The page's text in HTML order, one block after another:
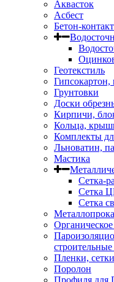
Аквасток
Асбест
Бетон-контакт
Геотекстиль
Гипсокартон,
Грунтовки
Доски
Кирпичи,
Кольца,
Комплекты
Льноватин,
Мастика
Сетка-
Сетка
Сетка
Органическое
Пленки,
Поролон
Профиля для